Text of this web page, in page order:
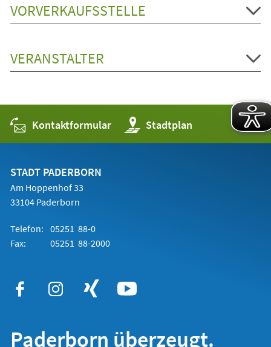
VORVERKAUFSSTELLE
VERANSTALTER
Kontaktformular Stadtplan
(Öffnet
in
einem
STADT PADERBORN
Am Hoppenhof 33
33104 Paderborn
Telefon: 05251 88-0
Fax:
05251 88-2000
Paderborn überzeugt.